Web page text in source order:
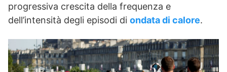
progressiva crescita della frequenza e
dell’intensità degli episodi di ondata di calore.